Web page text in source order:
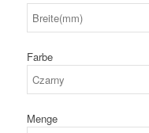
Farbe
Menge